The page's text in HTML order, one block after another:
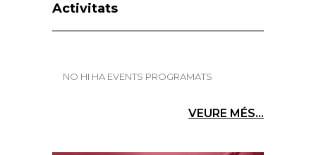
Activitats
NO HI HA EVENTS PROGRAMATS
VEURE MÉS...